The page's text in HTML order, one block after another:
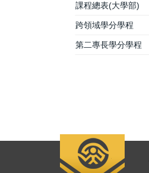
課程總表(大學部)
跨領域學分學程
第二專長學分學程